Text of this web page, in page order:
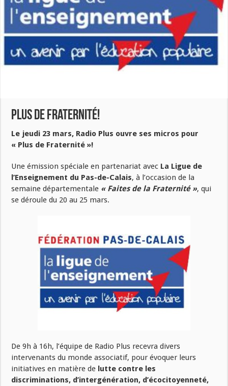
Plus de Fraternité!
Le jeudi 23 mars, Radio Plus ouvre ses micros pour
« Plus de Fraternité »!
Une émission spéciale en partenariat avec La Ligue de
l’Enseignement du Pas-de-Calais, à l’occasion de la
semaine départementale « Faites de la Fraternité », qui
se déroule du 20 au 25 mars.
De 9h à 16h, l’équipe de Radio Plus recevra divers
intervenants du monde associatif, pour évoquer leurs
initiatives en matière de lutte contre les
discriminations, d’intergénération, d’écocitoyenneté,